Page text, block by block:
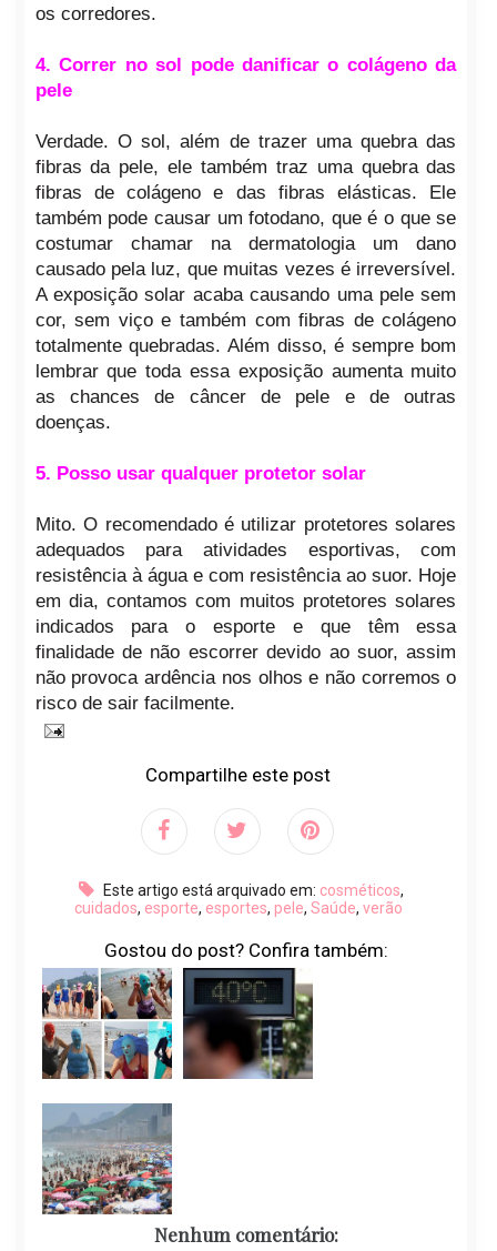
os corredores.
4. Correr no sol pode danificar o colágeno da
pele
Verdade. O sol, além de trazer uma quebra das
fibras da pele, ele também traz uma quebra das
fibras de colágeno e das fibras elásticas. Ele
também pode causar um fotodano, que é o que se
costumar chamar na dermatologia um dano
causado pela luz, que muitas vezes é irreversível.
A exposição solar acaba causando uma pele sem
cor, sem viço e também com fibras de colágeno
totalmente quebradas. Além disso, é sempre bom
lembrar que toda essa exposição aumenta muito
as chances de câncer de pele e de outras
doenças.
5. Posso usar qualquer protetor solar
Mito. O recomendado é utilizar protetores solares
adequados para atividades esportivas, com
resistência à água e com resistência ao suor. Hoje
em dia, contamos com muitos protetores solares
indicados para o esporte e que têm essa
finalidade de não escorrer devido ao suor, assim
não provoca ardência nos olhos e não corremos o
risco de sair facilmente.
Compartilhe este post
Este artigo está arquivado em: cosméticos,
cuidados, esporte, esportes, pele, Saúde, verão
Gostou do post? Confira também:
Nenhum comentário: